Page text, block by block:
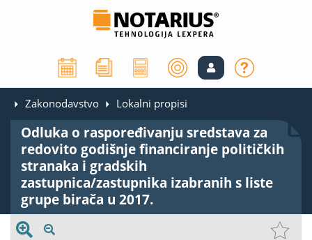
Zakonodavstvo Lokalni propisi
Odluka o raspoređivanju sredstava za
redovito godišnje financiranje političkih
stranaka i gradskih
zastupnica/zastupnika izabranih s liste
grupe birača u 2017.